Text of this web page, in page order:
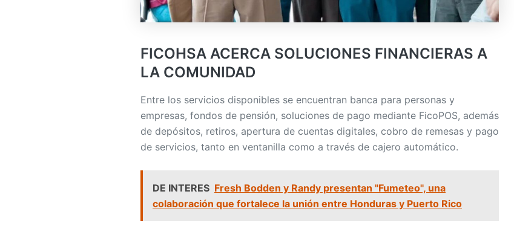
FICOHSA ACERCA SOLUCIONES FINANCIERAS A
LA COMUNIDAD
Entre los servicios disponibles se encuentran banca para personas y
empresas, fondos de pensión, soluciones de pago mediante FicoPOS, además
de depósitos, retiros, apertura de cuentas digitales, cobro de remesas y pago
de servicios, tanto en ventanilla como a través de cajero automático.
DE INTERES Fresh Bodden y Randy presentan "Fumeteo", una
colaboración que fortalece la unión entre Honduras y Puerto Rico